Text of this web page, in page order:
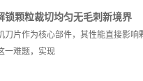
锁颗粒裁切均匀无毛刺新境界
片作为核心部件，其性能直接影
一难题，实现